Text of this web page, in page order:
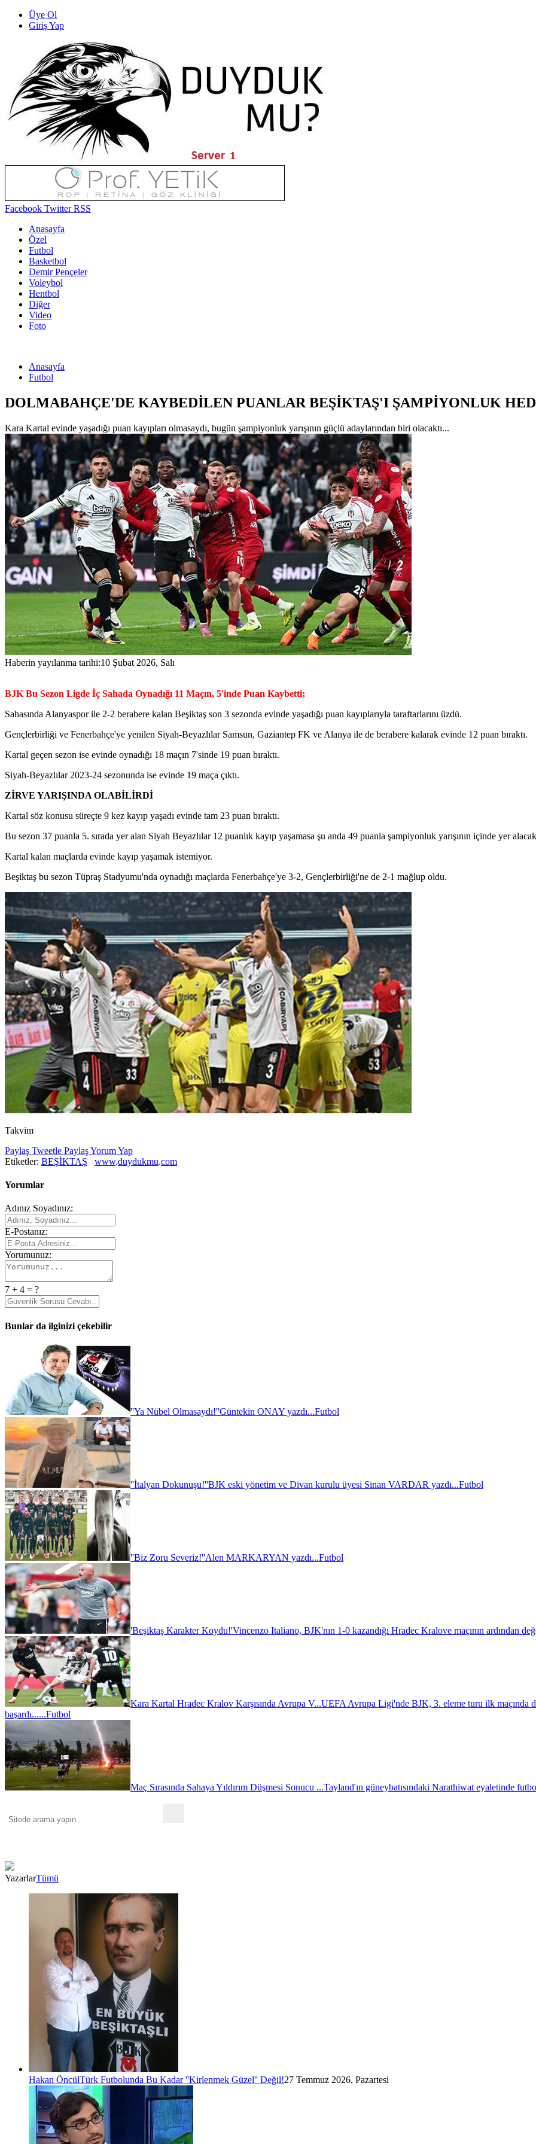
Üye Ol
Giriş Yap
Facebook TwitterRSS
Anasayfa
Özel
Futbol
Basketbol
Demir Pençeler
Voleybol
Hentbol
Diğer
Video
Foto
Anasayfa
Futbol
DOLMABAHÇE'DE KAYBEDİLEN PUANLAR BEŞİKTAŞ'I ŞAMPİYONLUK
Kara Kartal evinde yaşadığı puan kayıpları olmasaydı, bugün şampiyonluk yarışının güçlü adaylarından biri olacaktı...
Haberin yayılanma tarihi:10 Şubat 2026, Salı
BJK Bu Sezon Ligde İç Sahada Oynadığı 11 Maçın, 5'inde Puan Kaybetti;
Sahasında Alanyaspor ile 2-2 berabere kalan Beşiktaş son 3 sezonda evinde yaşadığı puan kayıplarıyla taraftarlarını üzdü.
Gençlerbirliği ve Fenerbahçe'ye yenilen Siyah-Beyazlılar Samsun, Gaziantep FK ve Alanya ile de berabere kalarak evinde 12 puan bıraktı.
Kartal geçen sezon ise evinde oynadığı 18 maçın 7'sinde 19 puan bıraktı.
Siyah-Beyazlılar 2023-24 sezonunda ise evinde 19 maça çıktı.
ZİRVE YARIŞINDA OLABİLİRDİ
Kartal söz konusu süreçte 9 kez kayıp yaşadı evinde tam 23 puan bıraktı.
Bu sezon 37 puanla 5. sırada yer alan Siyah Beyazlılar 12 puanlık kayıp yaşamasa şu anda 49 puanla şampiyonluk yarışının içinde yer
Kartal kalan maçlarda evinde kayıp yaşamak istemiyor.
Beşiktaş bu sezon Tüpraş Stadyumu'nda oynadığı maçlarda Fenerbahçe'ye 3-2, Gençlerbirliği'ne de 2-1 mağlup oldu.
Takvim
Paylaş Tweetle PaylaşYorum Yap
Etiketler: BEŞİKTAŞ www.duydukmu.com
Yorumlar
Adınız Soyadınız:
E-Postanız:
Yorumunuz:
7 + 4 = ?
Bunlar da ilginizi çekebilir
''Ya Nübel Olmasaydı!''Güntekin ONAY yazdı...Futbol
''İtalyan Dokunuşu!''BJK eski yönetim ve Divan kurulu üyesi Sinan VARDAR yazdı...Futbol
''Biz Zoru Severiz!''Alen MARKARYAN yazdı...Futbol
'Beşiktaş Karakter Koydu!'Vincenzo Italiano, BJK'nın 1-0 kazandığı Hradec Kralove maçının ardından
Kara Kartal Hradec Kralov Karşısında Avrupa V...UEFA Avrupa Ligi'nde BJK, 3. eleme turu ilk maçında
başardı......Futbol
Maç Sırasında Sahaya Yıldırım Düşmesi Sonucu ...Tayland'ın güneybatısındaki Narathiwat eyaletinde
YazarlarTümü
Hakan ÖncülTürk Futbolunda Bu Kadar ''Kirlenmek Güzel'' Değil!27 Temmuz 2026, Pazartesi